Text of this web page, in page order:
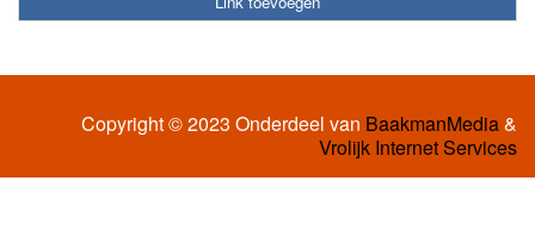
Copyright © 2023 Onderdeel van BaakmanMedia&
Vrolijk Internet Services